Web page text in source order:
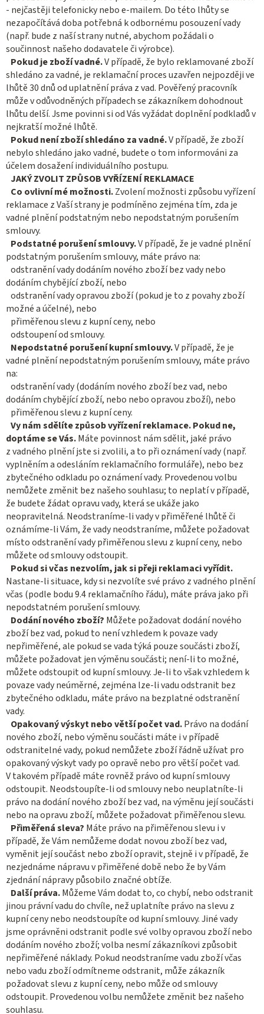
- nejčastěji telefonicky nebo e-mailem. Do této lhůty se
nezapočítává doba potřebná k odbornému posouzení vady
(např. bude z naší strany nutné, abychom požádali o
součinnost našeho dodavatele či výrobce).
Pokud je zboží vadné.V případě, že bylo reklamované zboží
shledáno za vadné, je reklamační proces uzavřen nejpozději ve
lhůtě 30 dnů od uplatnění práva z vad. Pověřený pracovník
může v odůvodněných případech se zákazníkem dohodnout
lhůtu delší. Jsme povinni si od Vás vyžádat doplnění podkladů v
nejkratší možné lhůtě.
Pokud není zboží shledáno za vadné.V případě, že zboží
nebylo shledáno jako vadné, budete o tom informováni za
účelem dosažení individuálního postupu.
JAKÝ ZVOLIT ZPŮSOB VYŘÍZENÍ REKLAMACE
Co ovlivní mé možnosti.Zvolení možnosti způsobu vyřízení
reklamace z Vaší strany je podmíněno zejména tím, zda je
vadné plnění podstatným nebo nepodstatným porušením
smlouvy.
Podstatné porušení smlouvy.V případě, že je vadné plnění
podstatným porušením smlouvy, máte právo na:
odstranění vady dodáním nového zboží bez vady nebo
dodáním chybějící zboží, nebo
odstranění vady opravou zboží (pokud je to z povahy zboží
možné a účelné), nebo
přiměřenou slevu z kupní ceny, nebo
odstoupení od smlouvy.
Nepodstatné porušení kupní smlouvy.V případě, že je
vadné plnění nepodstatným porušením smlouvy, máte právo
na:
odstranění vady (dodáním nového zboží bez vad, nebo
dodáním chybějící zboží, nebo nebo opravou zboží), nebo
přiměřenou slevu z kupní ceny.
Vy nám sdělíte způsob vyřízení reklamace. Pokud ne,
doptáme se Vás.Máte povinnost nám sdělit, jaké právo
z vadného plnění jste si zvolili, a to při oznámení vady (např.
vyplněním a odesláním reklamačního formuláře), nebo bez
zbytečného odkladu po oznámení vady. Provedenou volbu
nemůžete změnit bez našeho souhlasu; to neplatí v případě,
že budete žádat opravu vady, která se ukáže jako
neopravitelná. Neodstraníme-li vady v přiměřené lhůtě či
oznámíme-li Vám, že vady neodstraníme, můžete požadovat
místo odstranění vady přiměřenou slevu z kupní ceny, nebo
můžete od smlouvy odstoupit.
Pokud si včas nezvolím, jak si přeji reklamaci vyřídit.
Nastane-li situace, kdy si nezvolíte své právo z vadného plnění
včas (podle bodu 9.4 reklamačního řádu), máte práva jako při
nepodstatném porušení smlouvy.
Dodání nového zboží? Můžete požadovat dodání nového
zboží bez vad, pokud to není vzhledem k povaze vady
nepřiměřené, ale pokud se vada týká pouze součásti zboží,
můžete požadovat jen výměnu součásti; není-li to možné,
můžete odstoupit od kupní smlouvy. Je-li to však vzhledem k
povaze vady neúměrné, zejména lze-li vadu odstranit bez
zbytečného odkladu, máte právo na bezplatné odstranění
vady.
Opakovaný výskyt nebo větší počet vad.Právo na dodání
nového zboží, nebo výměnu součásti máte i v případě
odstranitelné vady, pokud nemůžete zboží řádně užívat pro
opakovaný výskyt vady po opravě nebo pro větší počet vad.
V takovém případě máte rovněž právo od kupní smlouvy
odstoupit. Neodstoupíte-li od smlouvy nebo neuplatníte-li
právo na dodání nového zboží bez vad, na výměnu její součásti
nebo na opravu zboží, můžete požadovat přiměřenou slevu.
Přiměřená sleva? Máte právo na přiměřenou slevu i v
případě, že Vám nemůžeme dodat novou zboží bez vad,
vyměnit její součást nebo zboží opravit, stejně i v případě, že
nezjednáme nápravu v přiměřené době nebo že by Vám
zjednání nápravy působilo značné obtíže.
Další práva.Můžeme Vám dodat to, co chybí, nebo odstranit
jinou právní vadu do chvíle, než uplatníte právo na slevu z
kupní ceny nebo neodstoupíte od kupní smlouvy. Jiné vady
jsme oprávněni odstranit podle své volby opravou zboží nebo
dodáním nového zboží; volba nesmí zákazníkovi způsobit
nepřiměřené náklady. Pokud neodstraníme vadu zboží včas
nebo vadu zboží odmítneme odstranit, může zákazník
požadovat slevu z kupní ceny, nebo může od smlouvy
odstoupit. Provedenou volbu nemůžete změnit bez našeho
souhlasu.